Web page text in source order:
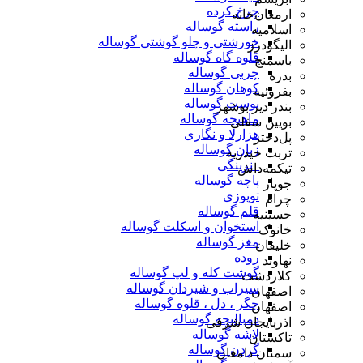
چرخ کرده
راسته گوساله
خورشتی و چلو گوشتی گوساله
قلوه گاه گوساله
چربی گوساله
کوهان گوساله
پوست گوساله
ماهیچه گوساله
هزارلا و نگاری
زبان گوساله
_نرینگی
پاچه گوساله
توپوزی
قلم گوساله
استخوان و اسکلت گوساله
مغز گوساله
روده
گوشت کله و لپ گوساله
سیراب و شیردان گوساله
جگر ، دل ، قلوه گوساله
دمبالیچه گوساله
لاشه گوساله
گردن گوساله
ارمغان‌خانه
اسلامیه
الیگودرز
باسمنج
بدره
بفروئیه
بندر دیر بوشهر
بویین سفلی
پل‌دختر
تربت حیدریه
تیکمه‌داش
جوپار
چرام
حسینیه
خانوک
خلیفان
نهاوند
کلاردشت
اصفهان
اصفهان
اذربایجان شرقی
تاکستان
سمنان دامغان